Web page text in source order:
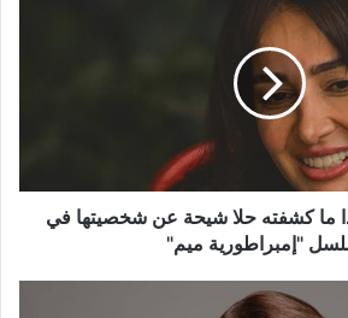
2024.. هذا ما كشفته حلا شيحة عن شخصيتها في
"إمبراطورية ميم"